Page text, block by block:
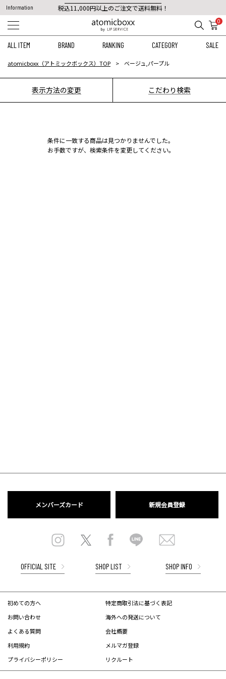
Information
税込11,000円以上のご注文で送料無料！
【重要】予約商品のお支払い方法（代金引換）変更に関するお知らせ
0
ALL ITEM BRAND RANKING CATEGORY SALE
atomicboxx（アトミックボックス）TOP ベージュ,パープル
表示方法の変更 こだわり検索
条件に一致する商品は見つかりませんでした。
お手数ですが、検索条件を変更してください。
メンバーズカード 新規会員登録
OFFICIAL SITE SHOP LIST SHOP INFO
初めての方へ
お問い合わせ
よくある質問
利用規約
プライバシーポリシー
特定商取引法に基づく表記
海外への発送について
会社概要
メルマガ登録
リクルート